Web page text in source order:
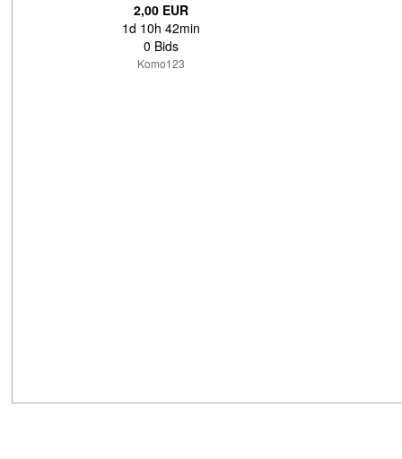
2,00 EUR
1d 10h 42min
0 Bids
Komo123